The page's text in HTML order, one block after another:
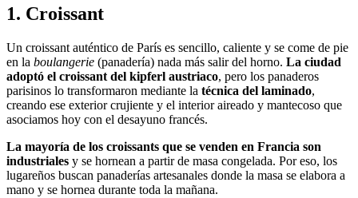
1. Croissant
Un croissant auténtico de París es sencillo, caliente y se come de pie
en la boulangerie (panadería) nada más salir del horno. La ciudad
adoptó el croissant del kipferl austriaco, pero los panaderos
parisinos lo transformaron mediante la técnica del laminado,
creando ese exterior crujiente y el interior aireado y mantecoso que
asociamos hoy con el desayuno francés.
La mayoría de los croissants que se venden en Francia son
industriales y se hornean a partir de masa congelada. Por eso, los
lugareños buscan panaderías artesanales donde la masa se elabora a
mano y se hornea durante toda la mañana.